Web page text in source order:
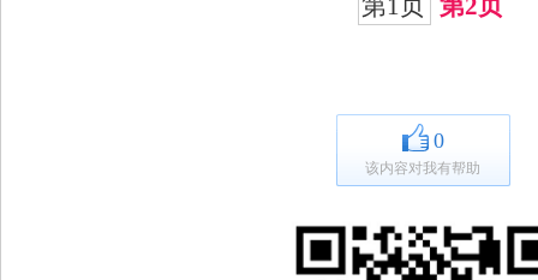
第1页 第2页
0
该内容对我有帮助